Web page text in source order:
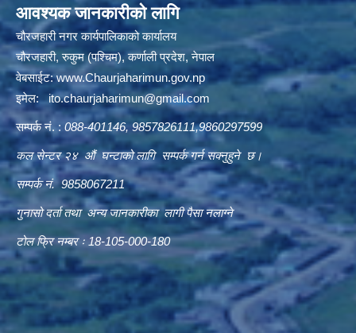
आवश्यक जानकारीको लागि
चौरजहारी नगर कार्यपालिकाको कार्यालय
चौरजहारी, रुकुम (पश्चिम), कर्णाली प्रदेश, नेपाल
वेबसाईट:www.Chaurjaharimun.gov.np
इमेल:ito.chaurjaharimun@gmail.com
सम्पर्क नं. : 088-401146, 9857826111,9860297599
कल सेन्टर २४ औं घन्टाको लागि सम्पर्क गर्न सक्नुहुने छ।
सम्पर्क नं. 9858067211
गुनासो दर्ता तथा अन्य जानकारीका लागी पैसा नलाग्ने
टोल फ्रि नम्बर ः 18-105-000-180